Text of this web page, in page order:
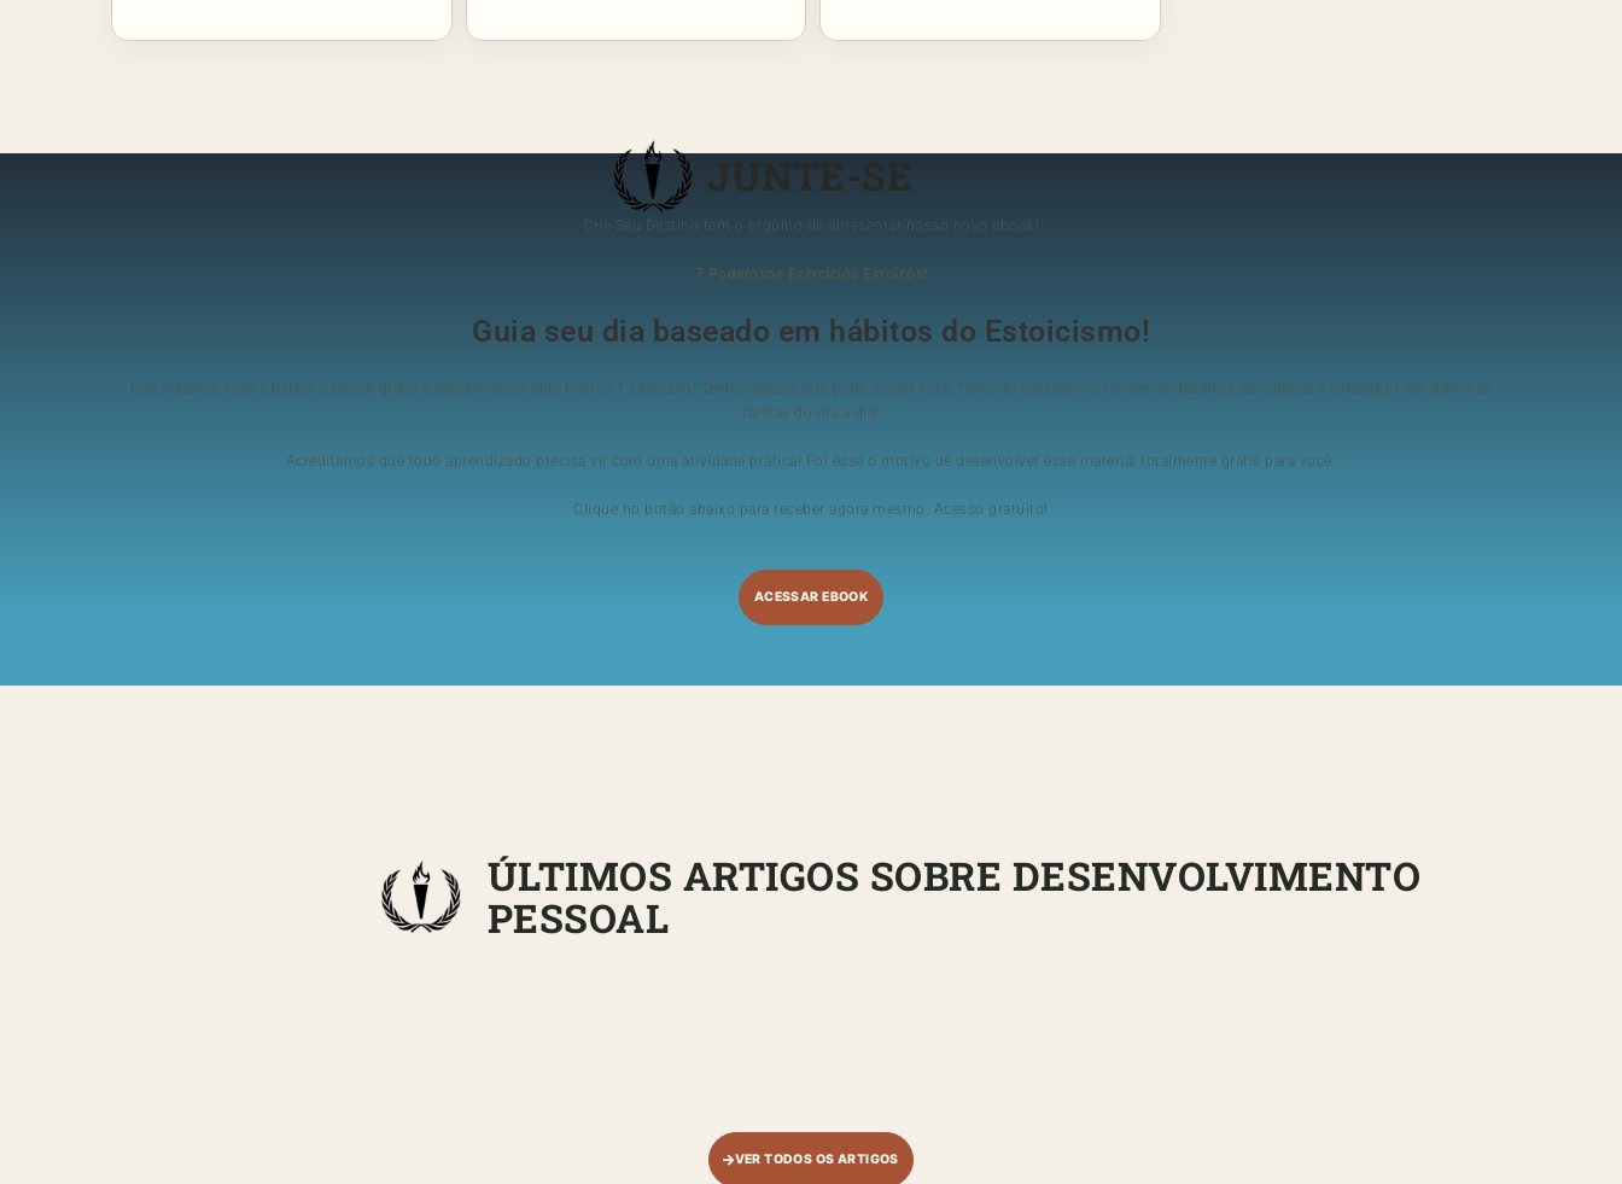
JUNTE-SE
Crie Seu Destino tem o orgulho de apresentar nosso novo ebook!
7 Poderosos Exercícios Estoicos!
Guia seu dia baseado em hábitos do Estoicismo!
Convidamos você a baixar o ebook grátis e experimentar pelo menos 1 exercício! Tenho certeza que pode ajudar você, herói do cotidiano a vencer os desafios, se superar e conseguir ver além nas
tarefas do dia a dia!
Acreditamos que todo aprendizado precisa vir com uma atividade prática! Foi esse o motivo de desenvolver esse material totalmente grátis para você.
Clique no botão abaixo para receber agora mesmo. Acesso gratuito!
ACESSAR EBOOK
ÚLTIMOS ARTIGOS SOBRE DESENVOLVIMENTO
PESSOAL
VER TODOS OS ARTIGOS